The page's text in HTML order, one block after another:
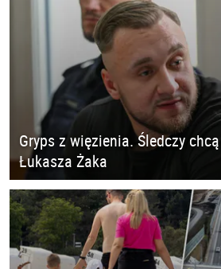
Gryps z więzienia. Śledczy
Łukasza Żaka